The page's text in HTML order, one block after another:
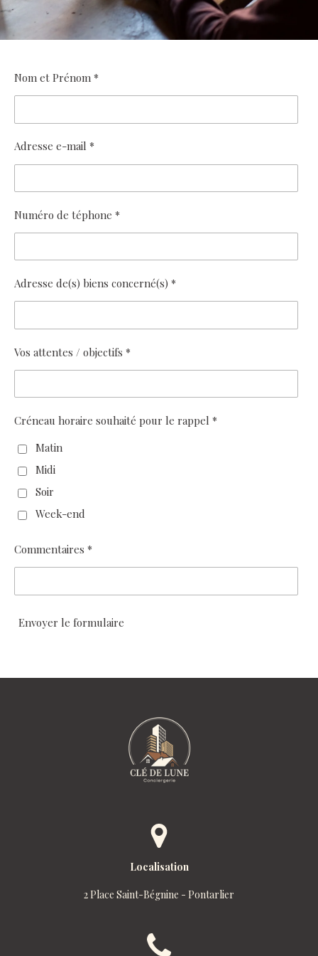
Nom et Prénom *
Adresse e-mail *
Numéro de téphone *
Adresse de(s) biens concerné(s) *
Vos attentes / objectifs *
Créneau horaire souhaité pour le rappel *
Matin
Midi
Soir
Week-end
Commentaires *
Envoyer le formulaire
Localisation
2 Place Saint-Bégnine - Pontarlier